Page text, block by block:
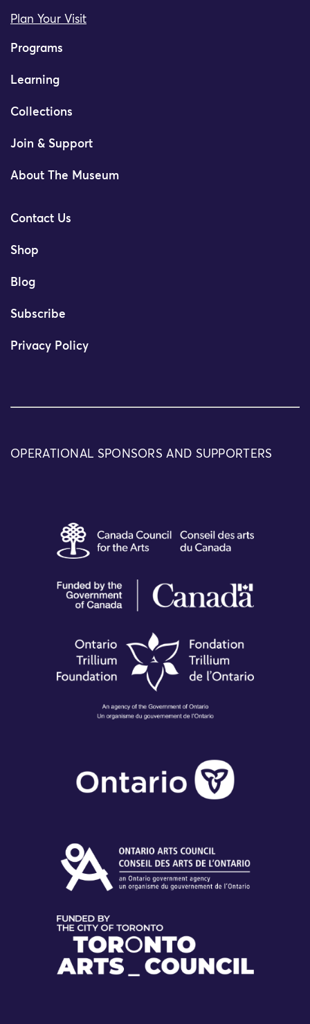
Plan Your Visit
Programs
Learning
Collections
Join & Support
About The Museum
Contact Us
Shop
Blog
Subscribe
Privacy Policy
OPERATIONAL SPONSORS AND SUPPORTERS